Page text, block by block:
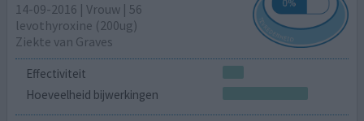
14-09-2016 | Vrouw | 56
levothyroxine (200ug)
Ziekte van Graves
Effectiviteit
Hoeveelheid bijwerkingen